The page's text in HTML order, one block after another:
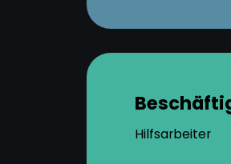
Hilfsarbeiter